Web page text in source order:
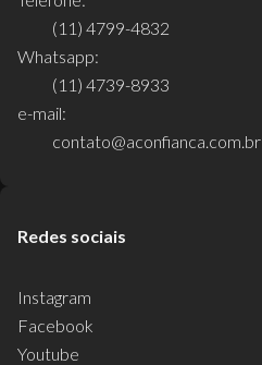
(11) 4799-4832
Whatsapp:
(11) 4739-8933
e-mail:
contato@aconfianca.com.br
Redes sociais
Instagram
Facebook
Youtube